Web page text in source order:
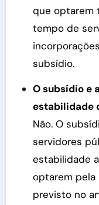
que optarem
tempo de
subsídio.
O subsídio e
estabilidade
Não. O
servidores
estabilidade
optarem pela
previsto no